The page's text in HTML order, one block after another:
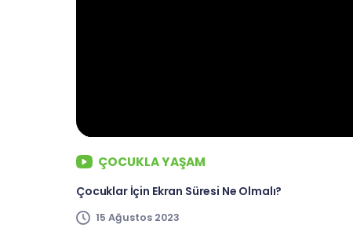
ÇOCUKLA YAŞAM
Çocuklar İçin Ekran Süresi Ne Olmalı?
15 Ağustos 2023